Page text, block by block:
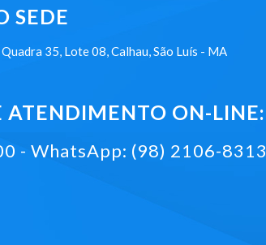
SEDE
35, Lote 08, Calhau, São Luís - MA
ATENDIMENTO ON-LINE:
- WhatsApp: (98) 2106-8313